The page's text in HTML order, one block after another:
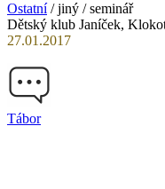
Ostatní / jiný / seminář
Dětský klub Janíček,
27.01.2017
Tábor